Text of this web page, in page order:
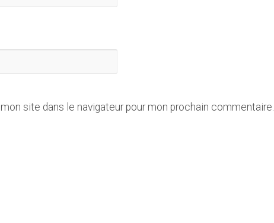
site dans le navigateur pour mon prochain commentaire.